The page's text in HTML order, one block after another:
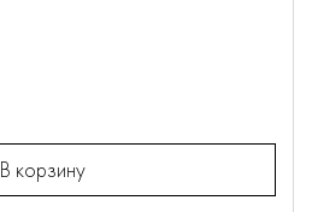
В корзину